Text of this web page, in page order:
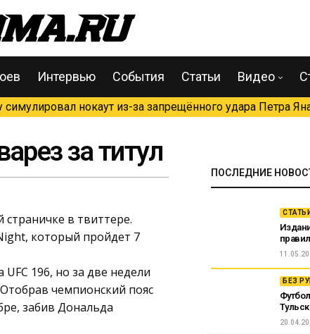
Интервью События Статьи Видео
нокаут из-за запрещённого удара Петра
за титул
в твиттере.
который пройдет 7
196, но за две недели
чемпионский пояс
забив Дональда
ПОСЛЕДНИЕ
СТАТЬИ
правил
БЕЗ